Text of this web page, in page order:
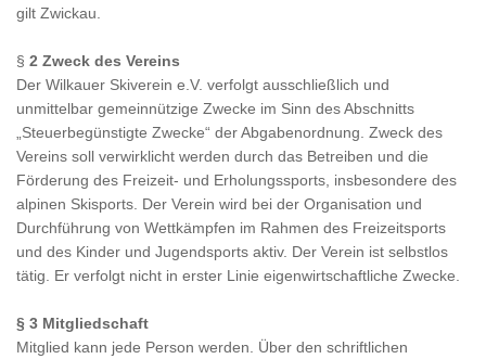
gilt Zwickau.
§ 2 Zweck des Vereins
Der Wilkauer Skiverein e.V. verfolgt ausschließlich und
unmittelbar gemeinnützige Zwecke im Sinn des Abschnitts
„Steuerbegünstigte Zwecke“ der Abgabenordnung. Zweck des
Vereins soll verwirklicht werden durch das Betreiben und die
Förderung des Freizeit- und Erholungssports, insbesondere des
alpinen Skisports. Der Verein wird bei der Organisation und
Durchführung von Wettkämpfen im Rahmen des Freizeitsports
und des Kinder und Jugendsports aktiv. Der Verein ist selbstlos
tätig. Er verfolgt nicht in erster Linie eigenwirtschaftliche Zwecke.
§ 3 Mitgliedschaft
Mitglied kann jede Person werden. Über den schriftlichen